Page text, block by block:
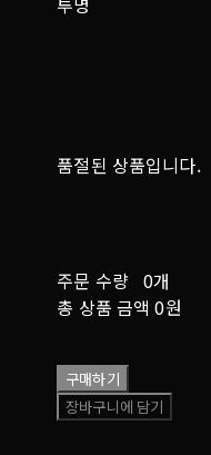
품절된 상품입니다.
주문 수량 0개
총 상품 금액 0원
구매하기
장바구니에 담기